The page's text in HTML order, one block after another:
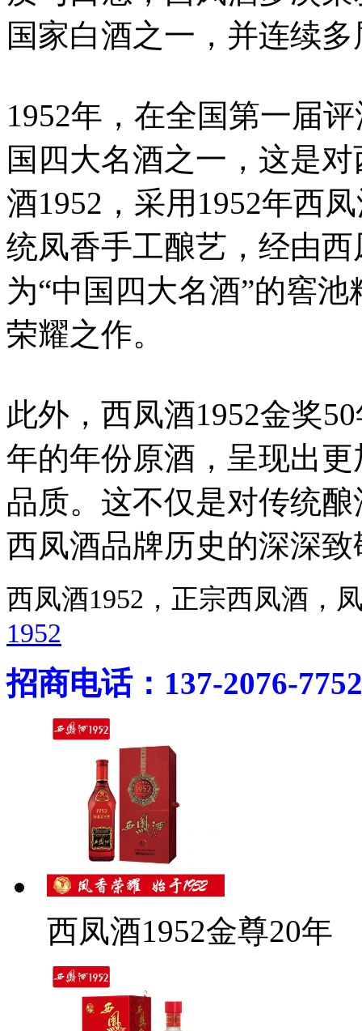
国家白酒之一，并连续
1952年，在全国第一届
国四大名酒之一，这是
酒1952，采用1952年西
统凤香手工酿艺，经由
为“中国四大名酒”的窖
荣耀之作。
此外，西凤酒1952金奖
年的年份原酒，呈现出
品质。这不仅是对传统
西凤酒品牌历史的深深
西凤酒1952，正宗西凤酒
1952
招商电话：137-2076-7752
西凤酒1952金尊20年